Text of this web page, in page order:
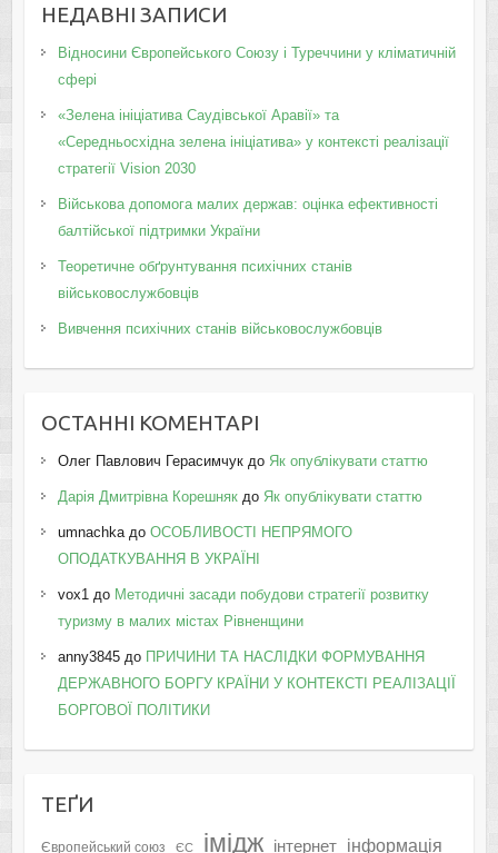
НЕДАВНІ ЗАПИСИ
Відносини Європейського Союзу і Туреччини у кліматичній
сфері
«Зелена ініціатива Саудівської Аравії» та
«Середньосхідна зелена ініціатива» у контексті реалізації
стратегії Vision 2030
Військова допомога малих держав: оцінка ефективності
балтійської підтримки України
Теоретичне обґрунтування психічних станів
військовослужбовців
Вивчення психічних станів військовослужбовців
ОСТАННІ КОМЕНТАРІ
Олег Павлович Герасимчукдо Як опублікувати статтю
Дарія Дмитрівна Корешнякдо Як опублікувати статтю
umnachkaдо ОСОБЛИВОСТІ НЕПРЯМОГО
ОПОДАТКУВАННЯ В УКРАЇНІ
vox1 до Методичні засади побудови стратегії розвитку
туризму в малих містах Рівненщини
anny3845до ПРИЧИНИ ТА НАСЛІДКИ ФОРМУВАННЯ
ДЕРЖАВНОГО БОРГУ КРАЇНИ У КОНТЕКСТІ РЕАЛІЗАЦІЇ
БОРГОВОЇ ПОЛІТИКИ
ТЕҐИ
Європейський союз ЄС імідж інтернет інформація